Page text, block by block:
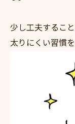
少し工夫するこ
太りにくい習慣